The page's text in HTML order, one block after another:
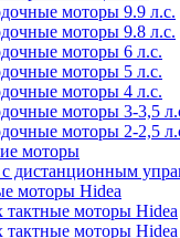
моторы 9.9 л.с.
моторы 9.8 л.с.
моторы 6 л.с.
моторы 5 л.с.
моторы 4 л.с.
моторы 3-3,5
моторы 2-2,5
моторы
дистанционным
моторы Hidea
тактные моторы Hidea
тактные моторы Hidea